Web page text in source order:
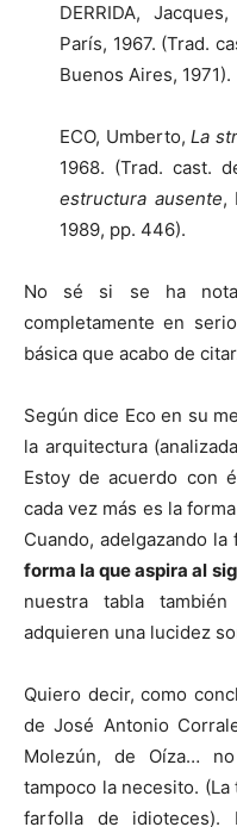
DERRIDA, Jacques,
París, 1967. (Trad.
Buenos Aires, 1971).
ECO, Umberto,La
1968. (Trad. cast.
estructura ausente,
1989, pp. 446).
No sé si se ha
completamente en
básica que acabo de
Según dice Eco en su
la arquitectura
Estoy de acuerdo con
cada vez más es la
Cuando, adelgazando la
forma la que aspira al
nuestra tabla
adquieren una lucidez
Quiero decir, como
de José Antonio
Molezún, de Oíza…
tampoco la necesito.
farfolla de